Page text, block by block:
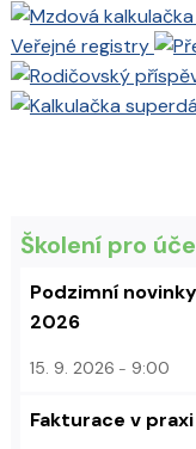
Veřejné registry
Školení pro
Podzimní
2026
15. 9. 2026 9:00
Fakturace v